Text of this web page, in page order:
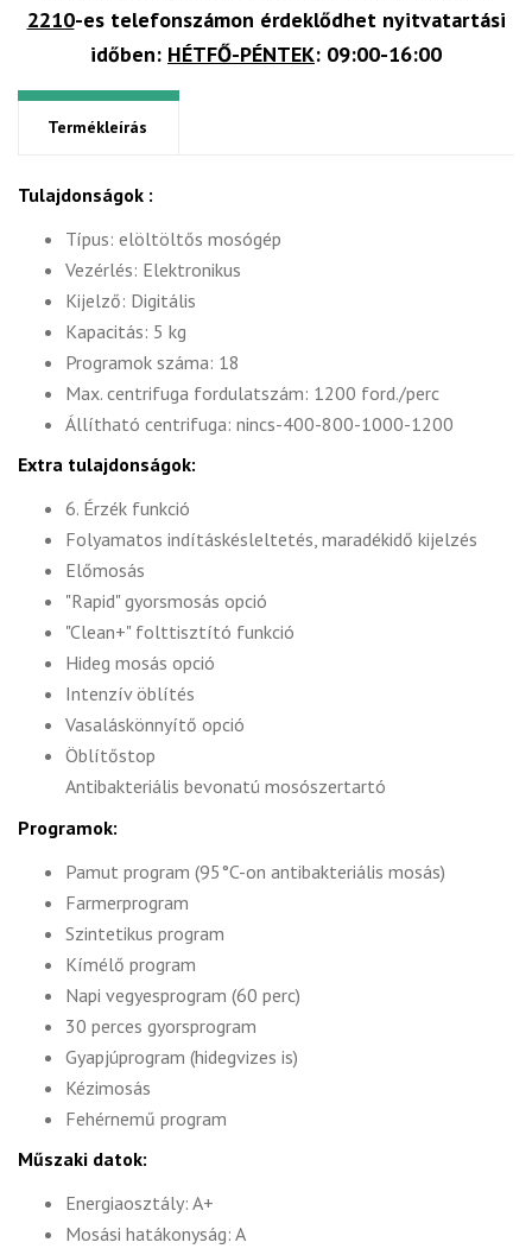
2210-es telefonszámon érdeklődhet nyitvatartási
időben: HÉTFŐ-PÉNTEK: 09:00-16:00
Termékleírás
Tulajdonságok :
Típus: elöltöltős mosógép
Vezérlés: Elektronikus
Kijelző: Digitális
Kapacitás: 5 kg
Programok száma: 18
Max. centrifuga fordulatszám: 1200 ford./perc
Állítható centrifuga: nincs-400-800-1000-1200
Extra tulajdonságok:
6. Érzék funkció
Folyamatos indításkésleltetés, maradékidő kijelzés
Előmosás
"Rapid" gyorsmosás opció
"Clean+" folttisztító funkció
Hideg mosás opció
Intenzív öblítés
Vasaláskönnyítő opció
Öblítőstop
Antibakteriális bevonatú mosószertartó
Programok:
Pamut program (95°C-on antibakteriális mosás)
Farmerprogram
Szintetikus program
Kímélő program
Napi vegyesprogram (60 perc)
30 perces gyorsprogram
Gyapjúprogram (hidegvizes is)
Kézimosás
Fehérnemű program
Műszaki datok:
Energiaosztály: A+
Mosási hatákonyság: A